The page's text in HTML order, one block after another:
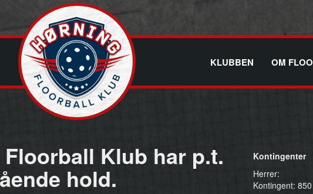
OM
KLUBBEN
Klub har p.t.
hold.
Kontingenter
Herrer:
Kontingent: